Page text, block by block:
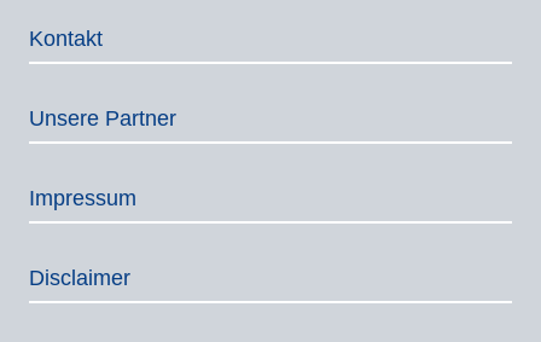
Kontakt
Unsere Partner
Impressum
Disclaimer